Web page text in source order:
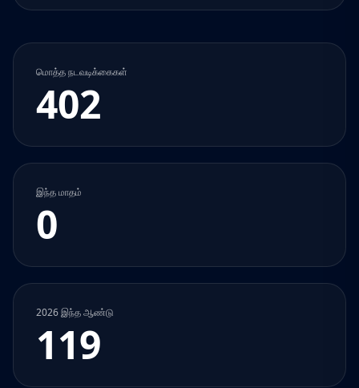
மொத்த நடவடிக்கைகள்
402
இந்த மாதம்
0
2026 இந்த ஆண்டு
119